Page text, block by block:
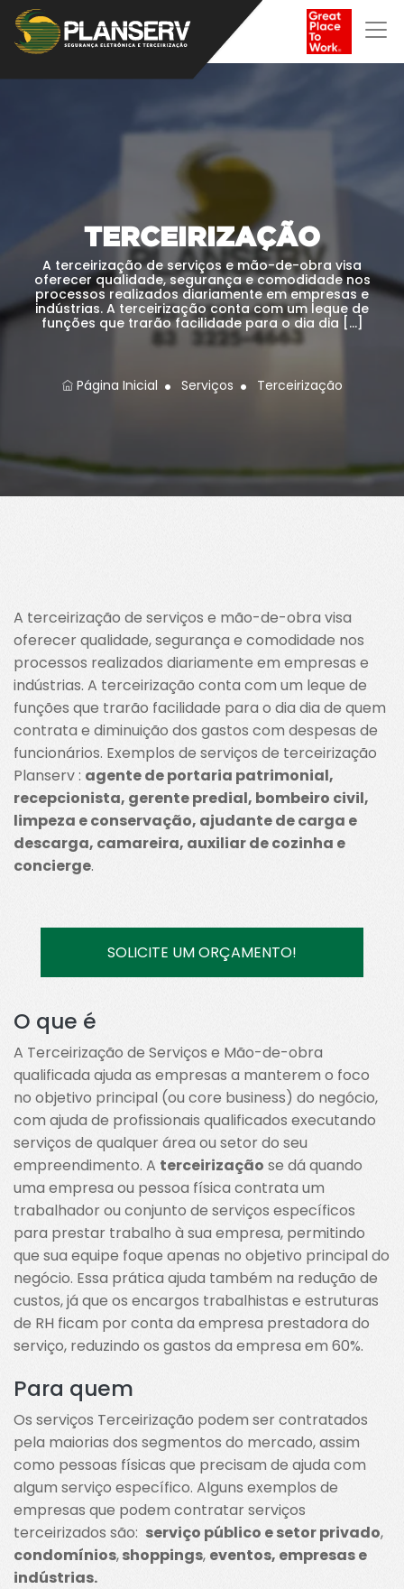
TERCEIRIZAÇÃO
A terceirização de serviços e mão-de-obra visa
oferecer qualidade, segurança e comodidade nos
processos realizados diariamente em empresas e
indústrias. A terceirização conta com um leque de
funções que trarão facilidade para o dia dia […]
Página Inicial Serviços Terceirização
A terceirização de serviços e mão-de-obra visa
oferecer qualidade, segurança e comodidade nos
processos realizados diariamente em empresas e
indústrias. A terceirização conta com um leque de
funções que trarão facilidade para o dia dia de quem
contrata e diminuição dos gastos com despesas de
funcionários. Exemplos de serviços de terceirização
Planserv : agente de portaria patrimonial,
recepcionista, gerente predial, bombeiro civil,
limpeza e conservação, ajudante de carga e
descarga, camareira, auxiliar de cozinha e
concierge.
SOLICITE UM ORÇAMENTO!
O que é
A Terceirização de Serviços e Mão-de-obra
qualificada ajuda as empresas a manterem o foco
no objetivo principal (ou core business) do negócio,
com ajuda de profissionais qualificados executando
serviços de qualquer área ou setor do seu
empreendimento. A terceirização se dá quando
uma empresa ou pessoa física contrata um
trabalhador ou conjunto de serviços específicos
para prestar trabalho à sua empresa, permitindo
que sua equipe foque apenas no objetivo principal do
negócio. Essa prática ajuda também na redução de
custos, já que os encargos trabalhistas e estruturas
de RH ficam por conta da empresa prestadora do
serviço, reduzindo os gastos da empresa em 60%.
Para quem
Os serviços Terceirização podem ser contratados
pela maiorias dos segmentos do mercado, assim
como pessoas físicas que precisam de ajuda com
algum serviço específico. Alguns exemplos de
empresas que podem contratar serviços
terceirizados são: serviço público e setor privado,
condomínios,shoppings, eventos, empresas e
indústrias.